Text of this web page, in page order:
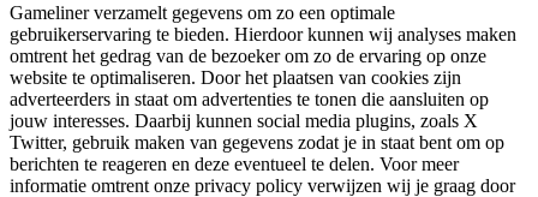
Gameliner verzamelt gegevens om zo een optimale
gebruikerservaring te bieden. Hierdoor kunnen wij analyses maken
omtrent het gedrag van de bezoeker om zo de ervaring op onze
website te optimaliseren. Door het plaatsen van cookies zijn
adverteerders in staat om advertenties te tonen die aansluiten op
jouw interesses. Daarbij kunnen social media plugins, zoals X
Twitter, gebruik maken van gegevens zodat je in staat bent om op
berichten te reageren en deze eventueel te delen. Voor meer
informatie omtrent onze privacy policy verwijzen wij je graag door